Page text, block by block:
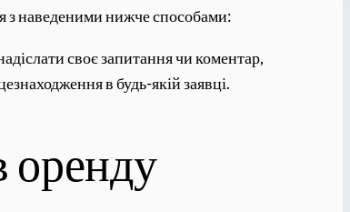
з наведеними нижче способами:
своє запитання чи коментар,
в будь-якій заявці.
оренду